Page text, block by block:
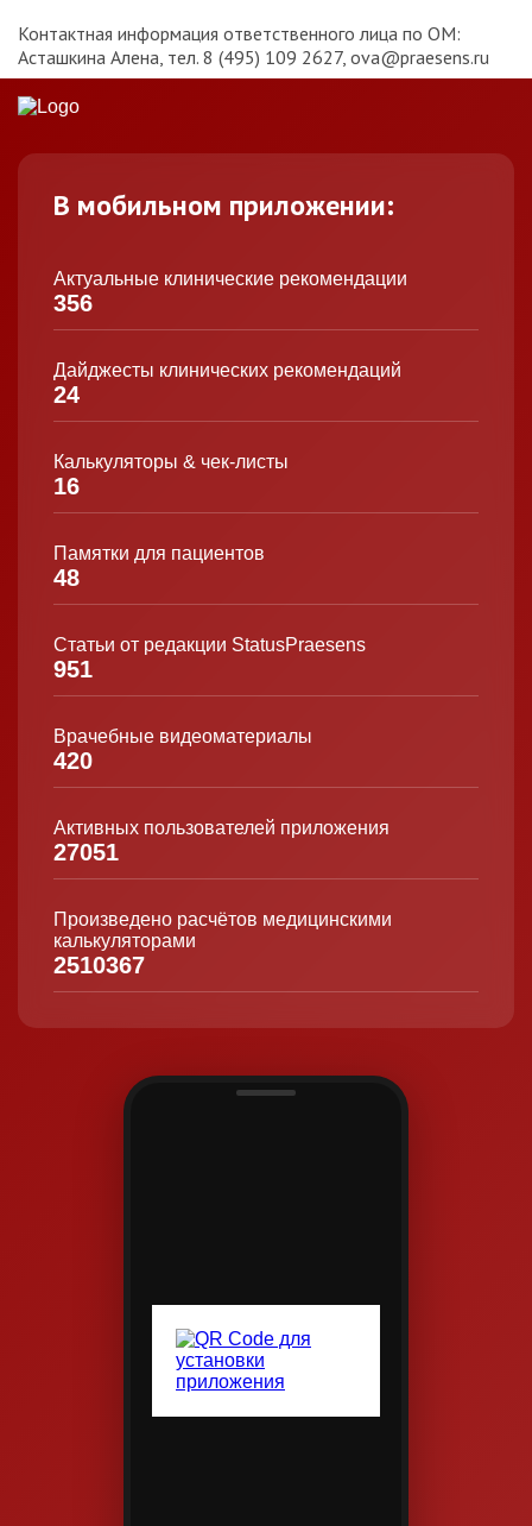
Контактная информация ответственного лица по ОМ:
Асташкина Алена, тел. 8 (495) 109 2627, ova@praesens.ru
В мобильном приложении:
Актуальные клинические рекомендации
356
Дайджесты клинических рекомендаций
24
Калькуляторы & чек-листы
16
Памятки для пациентов
48
Статьи от редакции StatusPraesens
951
Врачебные видеоматериалы
420
Активных пользователей приложения
27051
Произведено расчётов медицинскими
калькуляторами
2510367